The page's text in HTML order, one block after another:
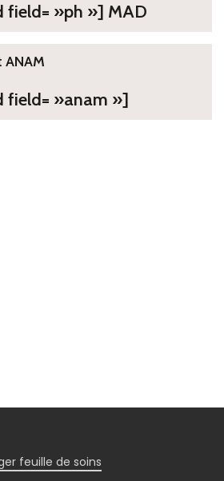
»ph »] MAD
»anam »]
feuille de soins